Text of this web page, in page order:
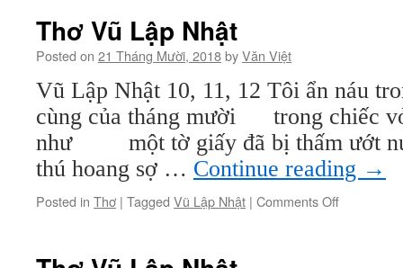
giải
thưởng
Văn
Việt
2018
Thơ Vũ Lập Nhật
Posted on 21 Tháng Mười, 2018byVăn Việt
Vũ Lập Nhật 10, 11, 12 Tôi ẩn náu
cùng của tháng mười trong chiếc
như một tờ giấy đã bị thấm ướt
thú hoang sợ … Continue reading →
Posted in Thơ | Tagged Vũ Lập Nhật | Comments Offon